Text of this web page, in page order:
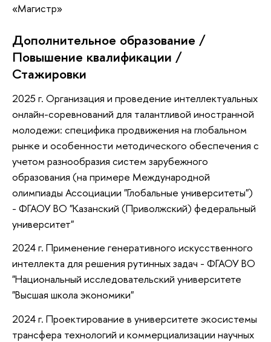
«Магистр»
Дополнительное образование /
Повышение квалификации /
Стажировки
2025 г. Организация и проведение интеллектуальных
онлайн-соревнований для талантливой иностранной
молодежи: специфика продвижения на глобальном
рынке и особенности методического обеспечения с
учетом разнообразия систем зарубежного
образования (на примере Международной
олимпиады Ассоциации "Глобальные университеты")
- ФГАОУ ВО "Казанский (Приволжский) федеральный
университет"
2024 г. Применение генеративного искусственного
интеллекта для решения рутинных задач - ФГАОУ ВО
"Национальный исследовательский университете
"Высшая школа экономики"
2024 г. Проектирование в университете экосистемы
трансфера технологий и коммерциализации научных